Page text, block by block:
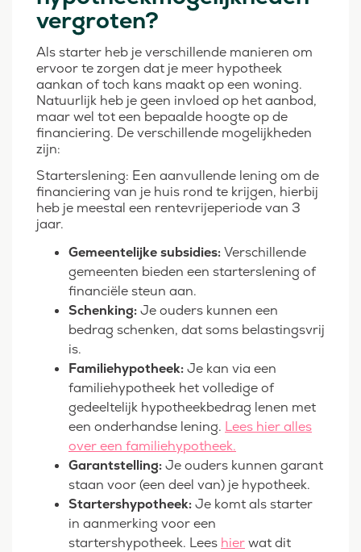
vergroten?
Als starter heb je verschillende manieren om
ervoor te zorgen dat je meer hypotheek
aankan of toch kans maakt op een woning.
Natuurlijk heb je geen invloed op het aanbod,
maar wel tot een bepaalde hoogte op de
financiering. De verschillende mogelijkheden
zijn:
Starterslening: Een aanvullende lening om de
financiering van je huis rond te krijgen, hierbij
heb je meestal een rentevrijeperiode van 3
jaar.
Gemeentelijke subsidies:Verschillende
gemeenten bieden een starterslening of
financiële steun aan.
Schenking:Je ouders kunnen een
bedrag schenken, dat soms belastingsvrij
is.
Familiehypotheek:Je kan via een
familiehypotheek het volledige of
gedeeltelijk hypotheekbedrag lenen met
een onderhandse lening. Lees hier alles
over een familiehypotheek.
Garantstelling:Je ouders kunnen garant
staan voor (een deel van) je hypotheek.
Startershypotheek:Je komt als starter
in aanmerking voor een
startershypotheek. Lees hierwat dit